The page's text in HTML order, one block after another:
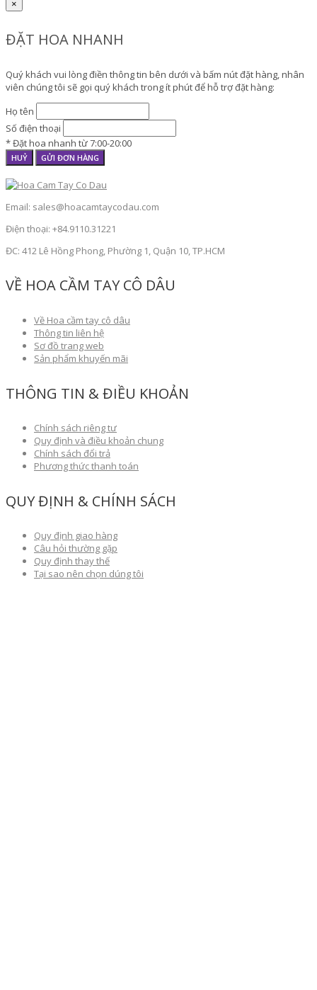
×
ĐẶT HOA NHANH
Quý khách vui lòng điền thông tin bên dưới và bấm nút đặt hàng, nhân
viên chúng tôi sẽ gọi quý khách trong ít phút để hỗ trợ đặt hàng:
Họ tên
Số điện thoại
* Đặt hoa nhanh từ 7:00-20:00
HUỶ GỬI ĐƠN HÀNG
Email: sales@hoacamtaycodau.com
Điện thoại: +84.9110.31221
ĐC: 412 Lê Hồng Phong, Phường 1, Quận 10, TP.HCM
VỀ HOA CẦM TAY CÔ DÂU
Về Hoa cầm tay cô dâu
Thông tin liên hệ
Sơ đồ trang web
Sản phẩm khuyến mãi
THÔNG TIN & ĐIỀU KHOẢN
Chính sách riêng tư
Quy định và điều khoản chung
Chính sách đổi trả
Phương thức thanh toán
QUY ĐỊNH & CHÍNH SÁCH
Quy định giao hàng
Câu hỏi thường gặp
Quy định thay thế
Tại sao nên chọn dúng tôi